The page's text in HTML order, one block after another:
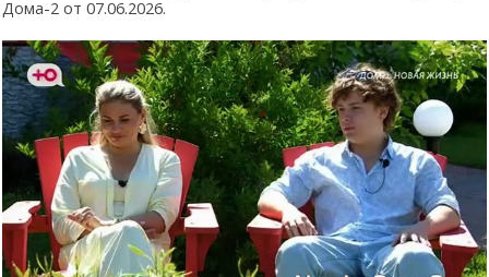
Дома-2 от 07.06.2026.